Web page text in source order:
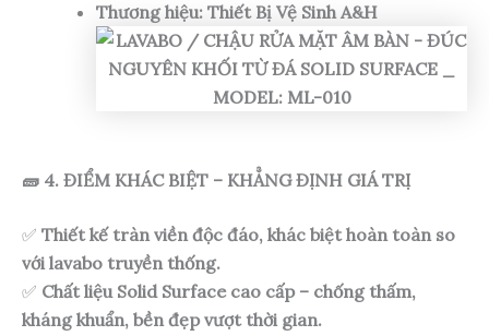
Thương hiệu: Thiết Bị Vệ Sinh A&H
🧱 4. ĐIỂM KHÁC BIỆT – KHẲNG ĐỊNH GIÁ TRỊ
✅ Thiết kế tràn viền độc đáo, khác biệt hoàn toàn so
với lavabo truyền thống.
✅ Chất liệu Solid Surface cao cấp – chống thấm,
kháng khuẩn, bền đẹp vượt thời gian.